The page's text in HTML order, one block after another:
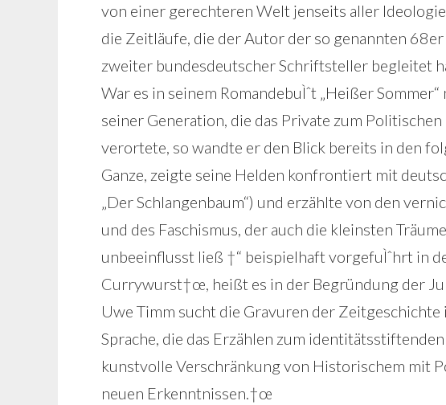
von einer gerechteren Welt jenseits aller
die Zeitläufe, die der Autor der so genannten
zweiter bundesdeutscher Schriftsteller begleitet
War es in seinem RomandebuÌˆt „Heißer
seiner Generation, die das Private zum
verortete, so wandte er den Blick bereits in den
Ganze, zeigte seine Helden konfrontiert mit
„Der Schlangenbaum“) und erzählte von den
und des Faschismus, der auch die kleinsten
unbeeinflusst ließ †“ beispielhaft vorgefuÌˆhrt in
Currywurst†œ, heißt es in der Begründung der
Uwe Timm sucht die Gravuren der
Sprache, die das Erzählen zum
kunstvolle Verschränkung von Historischem mit
neuen Erkenntnissen.†œ